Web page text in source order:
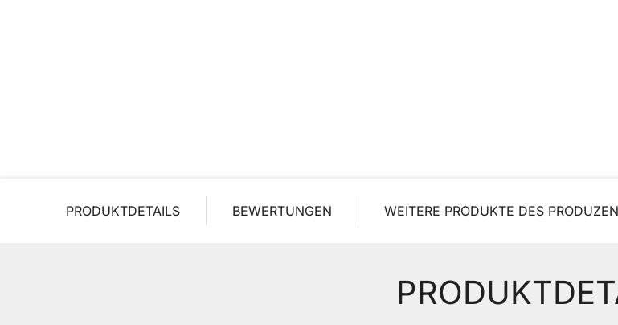
PRODUKTDETAILS BEWERTUNGEN WEITERE PRODUKTE DES